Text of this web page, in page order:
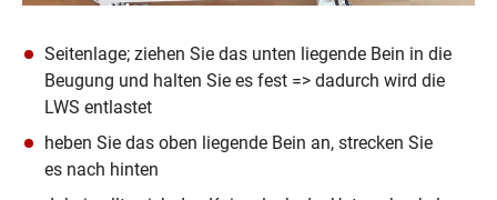
Seitenlage; ziehen Sie das unten liegende Bein in die
Beugung und halten Sie es fest => dadurch wird die
LWS entlastet
heben Sie das oben liegende Bein an, strecken Sie
es nach hinten